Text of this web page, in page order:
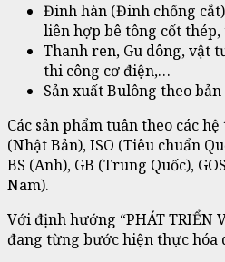
Đinh hàn (Đinh chống
liên hợp bê tông cốt
Thanh ren, Gu dông, vật
thi công cơ điện,…
Sản xuất Bulông theo bản
Các sản phẩm tuân theo các
(Nhật Bản), ISO (Tiêu chuẩn
BS (Anh), GB (Trung Quốc),
Nam).
Với định hướng “PHÁT TRIỂN
đang từng bước hiện thực hóa